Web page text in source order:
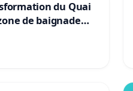
du Quai
de baignade